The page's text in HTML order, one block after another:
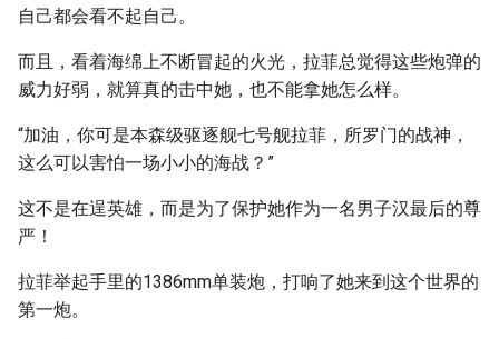
自己都会看不起自己。
而且，看着海绵上不断冒起的火光，拉菲总觉得这些炮弹的
威力好弱，就算真的击中她，也不能拿她怎么样。
“加油，你可是本森级驱逐舰七号舰拉菲，所罗门的战神，
这么可以害怕一场小小的海战？”
这不是在逞英雄，而是为了保护她作为一名男子汉最后的尊
严！
拉菲举起手里的1386mm单装炮，打响了她来到这个世界的
第一炮。